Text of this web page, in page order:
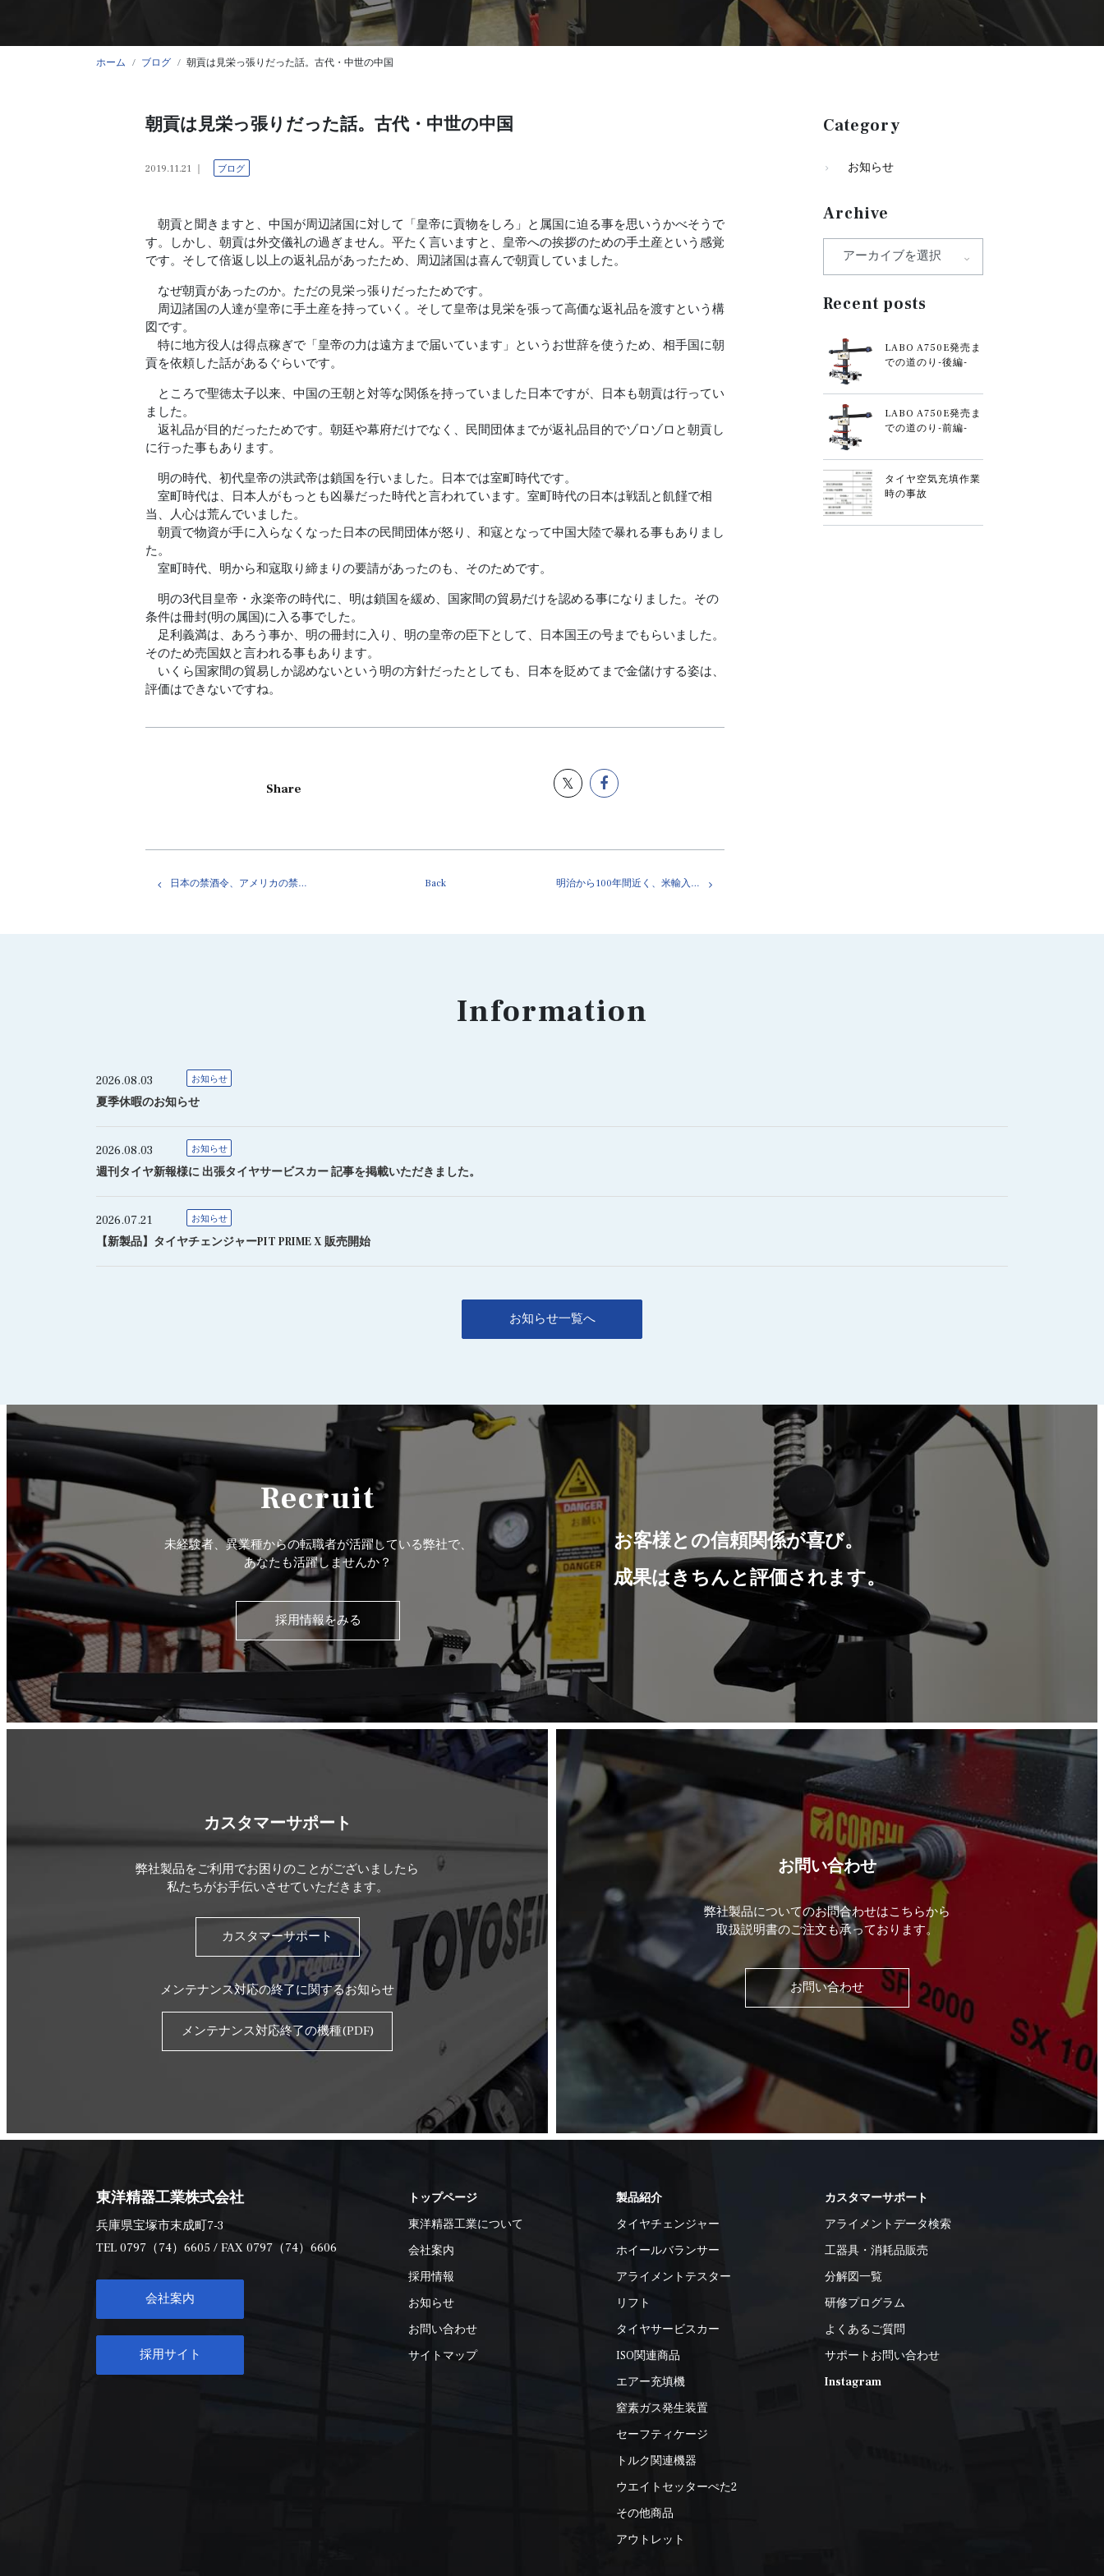
ホーム ブログ 朝貢は見栄っ張りだった話。古代・中世の中国
朝貢は見栄っ張りだった話。古代・中世の中国
2019.11.21 ブログ
朝貢と聞きますと、中国が周辺諸国に対して「皇帝に貢物をしろ」と属国に迫る事を思いうかべそうで
す。しかし、朝貢は外交儀礼の過ぎません。平たく言いますと、皇帝への挨拶のための手土産という感覚
です。そして倍返し以上の返礼品があったため、周辺諸国は喜んで朝貢していました。
なぜ朝貢があったのか。ただの見栄っ張りだったためです。
周辺諸国の人達が皇帝に手土産を持っていく。そして皇帝は見栄を張って高価な返礼品を渡すという構
図です。
特に地方役人は得点稼ぎで「皇帝の力は遠方まで届いています」というお世辞を使うため、相手国に朝
貢を依頼した話があるぐらいです。
ところで聖徳太子以来、中国の王朝と対等な関係を持っていました日本ですが、日本も朝貢は行ってい
ました。
返礼品が目的だったためです。朝廷や幕府だけでなく、民間団体までが返礼品目的でゾロゾロと朝貢し
に行った事もあります。
明の時代、初代皇帝の洪武帝は鎖国を行いました。日本では室町時代です。
室町時代は、日本人がもっとも凶暴だった時代と言われています。室町時代の日本は戦乱と飢饉で相
当、人心は荒んでいました。
朝貢で物資が手に入らなくなった日本の民間団体が怒り、和寇となって中国大陸で暴れる事もありまし
た。
室町時代、明から和寇取り締まりの要請があったのも、そのためです。
明の3代目皇帝・永楽帝の時代に、明は鎖国を緩め、国家間の貿易だけを認める事になりました。その
条件は冊封(明の属国)に入る事でした。
足利義満は、あろう事か、明の冊封に入り、明の皇帝の臣下として、日本国王の号までもらいました。
そのため売国奴と言われる事もあります。
いくら国家間の貿易しか認めないという明の方針だったとしても、日本を貶めてまで金儲けする姿は、
評価はできないですね。
Share
日本の禁酒令、アメリカの禁酒法。道徳のつもりが真逆の結果に Back 明治から100年間近く、米輸入国だった日本
Category
お知らせ
Archive
Recent posts
LABO A750E発売ま
での道のり-後編-
LABO A750E発売ま
での道のり-前編-
タイヤ空気充填作業
時の事故
Information
2026.08.03 お知らせ
夏季休暇のお知らせ
2026.08.03 お知らせ
週刊タイヤ新報様に 出張タイヤサービスカー 記事を掲載いただきました。
2026.07.21 お知らせ
【新製品】タイヤチェンジャーPIT PRIME X 販売開始
お知らせ一覧へ
お客様との信頼関係が喜び。
成果はきちんと評価されます。
Recruit
未経験者、異業種からの転職者が活躍している弊社で、
あなたも活躍しませんか？
採用情報をみる
カスタマーサポート
弊社製品をご利用でお困りのことがございましたら
私たちがお手伝いさせていただきます。
カスタマーサポート
メンテナンス対応の終了に関するお知らせ
メンテナンス対応終了の機種(PDF)
お問い合わせ
弊社製品についてのお問合わせはこちらから
取扱説明書のご注文も承っております。
お問い合わせ
東洋精器工業株式会社
兵庫県宝塚市末成町7-3
TEL 0797（74）6605 / FAX 0797（74）6606
会社案内
採用サイト
トップページ
東洋精器工業について
会社案内
採用情報
お知らせ
お問い合わせ
サイトマップ
製品紹介
タイヤチェンジャー
ホイールバランサー
アライメントテスター
リフト
タイヤサービスカー
ISO関連商品
エアー充填機
窒素ガス発生装置
セーフティケージ
トルク関連機器
ウエイトセッターぺた2
その他商品
アウトレット
カスタマーサポート
アライメントデータ検索
工器具・消耗品販売
分解図一覧
研修プログラム
よくあるご質問
サポートお問い合わせ
Instagram